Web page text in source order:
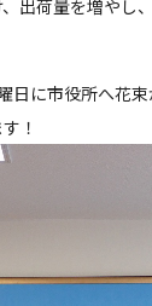
出荷量を増やし
日に市役所へ花
！